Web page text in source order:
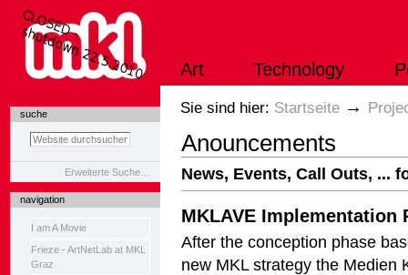
Inhalt
Art Technology
suche
Erweiterte Suche…
navigation
I am A Movie
Frieze - ArtNetLab at MKL
Graz
Sie sind hier: Startseite →
Anouncements
News, Events, Call Outs, ...
MKLAVE Implementation
After the conception phase
new MKL strategy the Medien